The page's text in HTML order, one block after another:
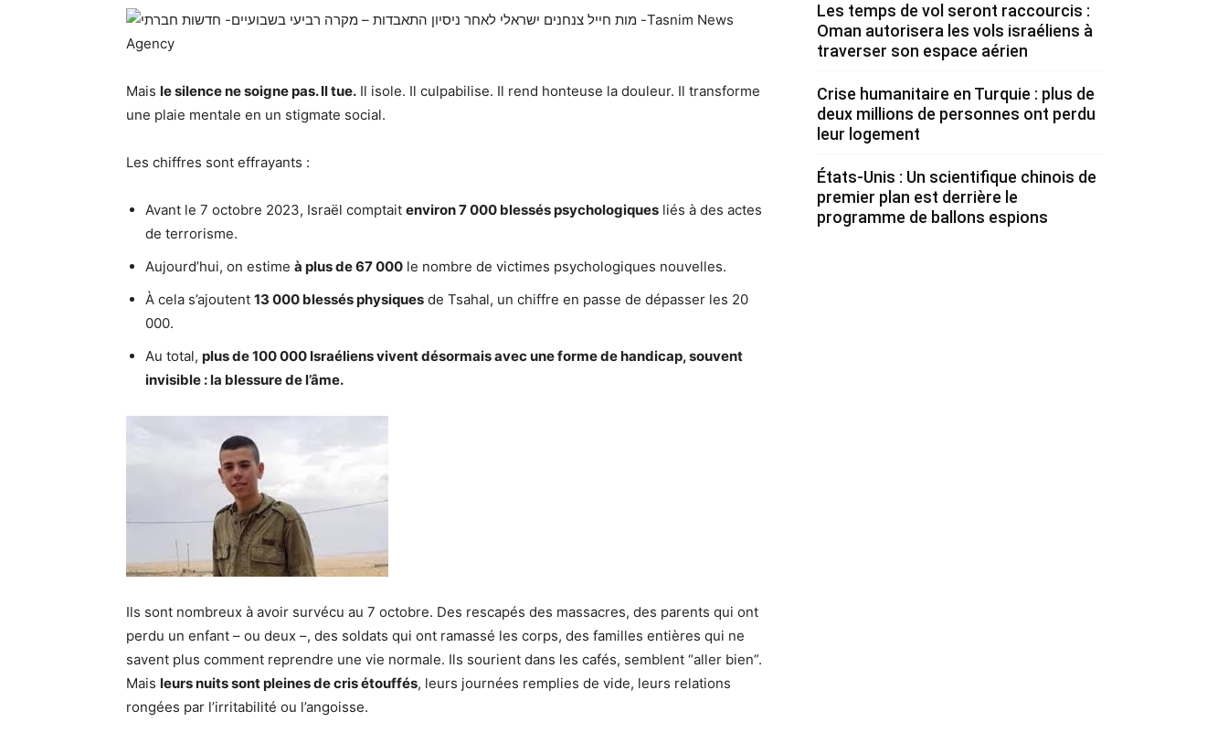
Mais le silence ne soigne pas. Il tue. Il isole. Il culpabilise. Il rend honteuse la douleur. Il transforme
une plaie mentale en un stigmate social.
Les chiffres sont effrayants :
Avant le 7 octobre 2023, Israël comptait environ 7 000 blessés psychologiques liés à des actes
de terrorisme.
Aujourd’hui, on estime à plus de 67 000 le nombre de victimes psychologiques nouvelles.
À cela s’ajoutent 13 000 blessés physiques de Tsahal, un chiffre en passe de dépasser les 20
000.
Au total, plus de 100 000 Israéliens vivent désormais avec une forme de handicap, souvent
invisible : la blessure de l’âme.
Ils sont nombreux à avoir survécu au 7 octobre. Des rescapés des massacres, des parents qui ont
perdu un enfant – ou deux –, des soldats qui ont ramassé les corps, des familles entières qui ne
savent plus comment reprendre une vie normale. Ils sourient dans les cafés, semblent “aller bien”.
Mais leurs nuits sont pleines de cris étouffés, leurs journées remplies de vide, leurs relations
rongées par l’irritabilité ou l’angoisse.
Les temps de vol seront raccourcis :
Oman autorisera les vols israéliens à
traverser son espace aérien
Crise humanitaire en Turquie : plus de
deux millions de personnes ont perdu
leur logement
États-Unis : Un scientifique chinois de
premier plan est derrière le
programme de ballons espions